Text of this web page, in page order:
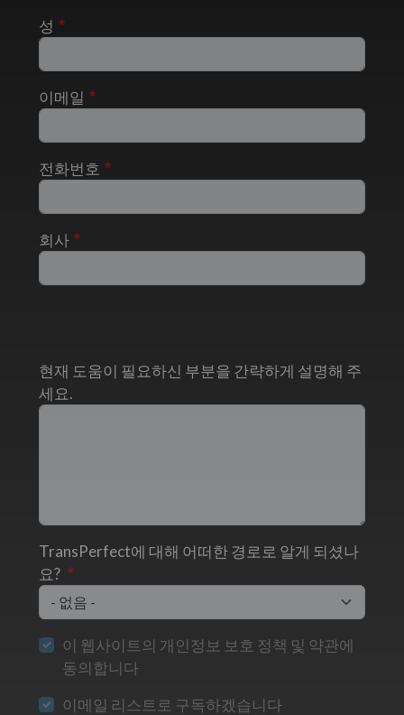
성
이메일
전화번호
회사
현재 도움이 필요하신 부분을 간략하게 설명해 주
세요.
TransPerfect에 대해 어떠한 경로로 알게 되셨나
요?
이 웹사이트의 개인정보 보호 정책 및 약관에
동의합니다
이메일 리스트로 구독하겠습니다